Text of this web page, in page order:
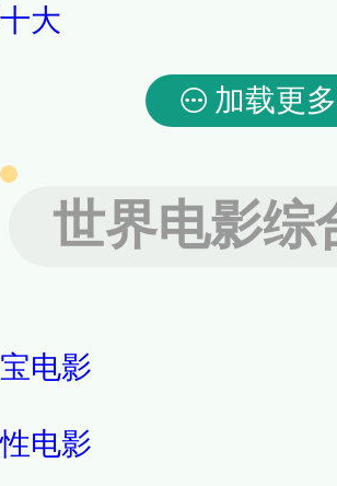
大
加载更多
世界电影综
电影
电影